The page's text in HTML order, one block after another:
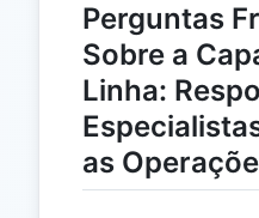
Perguntas
Sobre a
Linha:
as